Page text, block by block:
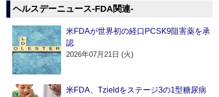
ヘルスデーニュース‐FDA関連‐
米FDAが世界初の経口PCSK9阻害薬を承
認
2026年07月21日 (火)
米FDA、Tzieldをステージ3の1型糖尿病